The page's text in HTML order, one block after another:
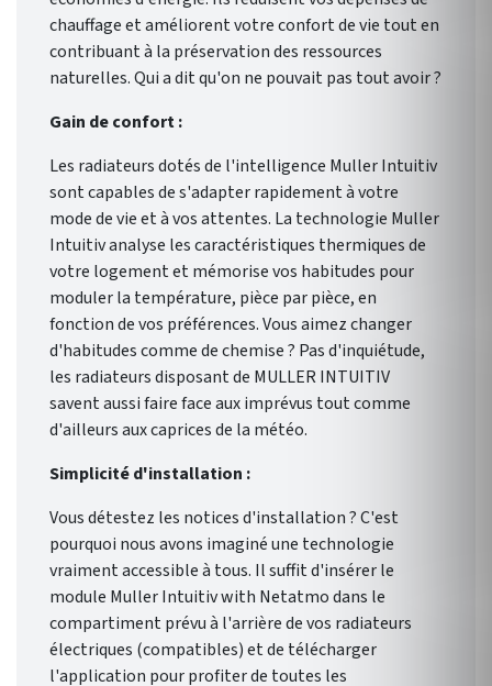
chauffage et améliorent votre confort de vie tout en
contribuant à la préservation des ressources
naturelles. Qui a dit qu'on ne pouvait pas tout avoir ?
Gain de confort :
Les radiateurs dotés de l'intelligence Muller Intuitiv
sont capables de s'adapter rapidement à votre
mode de vie et à vos attentes. La technologie Muller
Intuitiv analyse les caractéristiques thermiques de
votre logement et mémorise vos habitudes pour
moduler la température, pièce par pièce, en
fonction de vos préférences. Vous aimez changer
d'habitudes comme de chemise ? Pas d'inquiétude,
les radiateurs disposant de MULLER INTUITIV
savent aussi faire face aux imprévus tout comme
d'ailleurs aux caprices de la météo.
Simplicité d'installation :
Vous détestez les notices d'installation ? C'est
pourquoi nous avons imaginé une technologie
vraiment accessible à tous. Il suffit d'insérer le
module Muller Intuitiv with Netatmo dans le
compartiment prévu à l'arrière de vos radiateurs
électriques (compatibles) et de télécharger
l'application pour profiter de toutes les